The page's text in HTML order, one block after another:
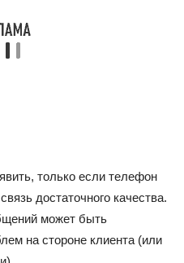
только если телефон
достаточного качества.
может быть
на стороне клиента (или